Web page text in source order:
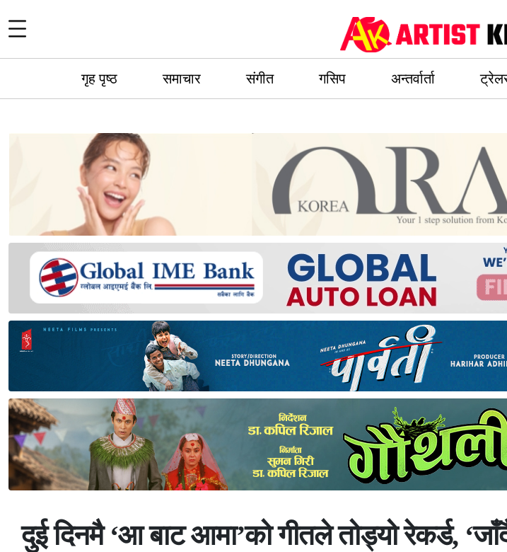
गृह पृष्ठ समाचार संगीत गसिप अन्तर्वार्ता
दुई दिनमै ‘आ बाट आमा’को गीतले तोड्यो रेकर्ड,